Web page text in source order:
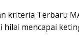
kriteria Terbaru
mencapai